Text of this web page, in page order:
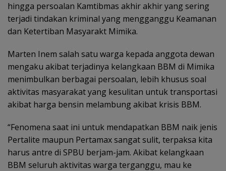
hingga persoalan Kamtibmas akhir akhir yang sering
terjadi tindakan kriminal yang mengganggu Keamanan
dan Ketertiban Masyarakt Mimika.
Marten Inem salah satu warga kepada anggota dewan
mengaku akibat terjadinya kelangkaan BBM di Mimika
menimbulkan berbagai persoalan, lebih khusus soal
aktivitas masyarakat yang kesulitan untuk transportasi
akibat harga bensin melambung akibat krisis BBM.
“Fenomena saat ini untuk mendapatkan BBM naik jenis
Pertalite maupun Pertamax sangat sulit, terpaksa kita
harus antre di SPBU berjam-jam. Akibat kelangkaan
BBM seluruh aktivitas warga terganggu, mau ke